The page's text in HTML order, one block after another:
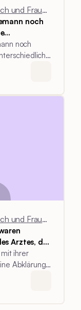
und Frau
noch
durch die
noch
Ehemann
sein Sohn.
und Frau
Arztes, der
ihrer
Abklärung
waren